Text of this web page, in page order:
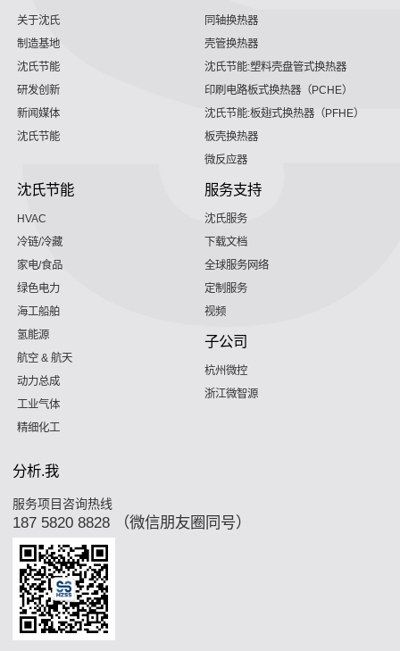
关于沈氏
制造基地
沈氏节能
研发创新
新闻媒体
沈氏节能
同轴换热器
壳管换热器
沈氏节能:塑料壳盘管式换热器
印刷电路板式换热器（PCHE）
沈氏节能:板翅式换热器（PFHE）
板壳换热器
微反应器
沈氏节能
HVAC
冷链/冷藏
家电/食品
绿色电力
海工船舶
氢能源
航空 & 航天
动力总成
工业气体
精细化工
服务支持
沈氏服务
下载文档
全球服务网络
定制服务
视频
子公司
杭州微控
浙江微智源
分析.我
服务项目咨询热线
187 5820 8828 （微信朋友圈同号）